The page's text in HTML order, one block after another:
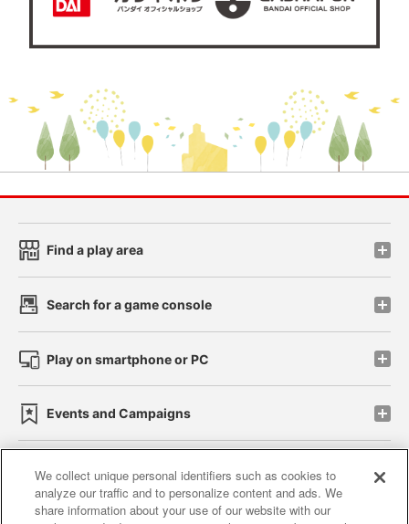
Find a play area
Search for a game console
Play on smartphone or PC
Events and Campaigns
Affiliate Sustainability site policy privacy policy
We collect unique personal identifiers such as cookies to
analyze our traffic and to personalize content and ads. We
share information about your use of our website with our